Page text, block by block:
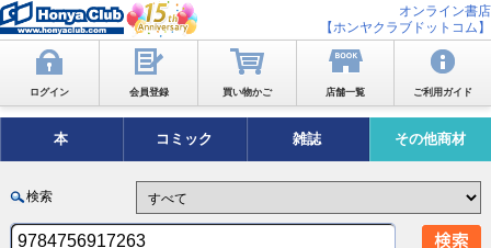
オンライン書店
【ホンヤクラブドットコム】
ログイン 会員登録 買い物かご 店舗一覧 ご利用ガイド
本 コミック 雑誌 その他商材
検索